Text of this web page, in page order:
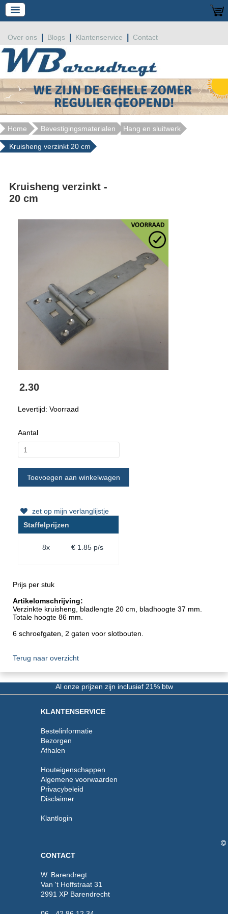
Over ons Blogs Klantenservice Contact
Home Bevestigingsmaterialen Hang en sluitwerk
Kruisheng verzinkt 20 cm
Kruisheng verzinkt -
20 cm
2.30
Levertijd: Voorraad
Aantal
zet op mijn verlanglijstje
Staffelprijzen
8x € 1.85 p/s
Prijs per stuk
Artikelomschrijving:
Verzinkte kruisheng, bladlengte 20 cm, bladhoogte 37 mm.
Totale hoogte 86 mm.
6 schroefgaten, 2 gaten voor slotbouten.
Terug naar overzicht
Al onze prijzen zijn inclusief 21% btw
KLANTENSERVICE
Bestelinformatie
Bezorgen
Afhalen
Houteigenschappen
Algemene voorwaarden
Privacybeleid
Disclaimer
Klantlogin
CONTACT
W. Barendregt
Van 't Hoffstraat 31
2991 XP Barendrecht